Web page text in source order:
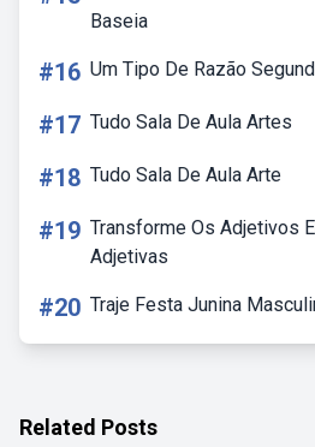
Baseia
#16 Um Tipo De Razão
#17 Tudo Sala De Aula Artes
#18 Tudo Sala De Aula Arte
#19 Transforme Os Adjetivos
Adjetivas
#20 Traje Festa Junina
Related Posts